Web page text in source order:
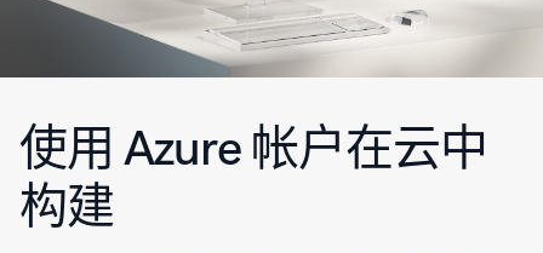
使用 Azure 帐户在云中
构建